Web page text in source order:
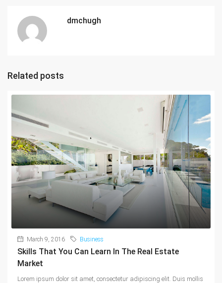
dmchugh
Related posts
March 9, 2016 Business
Skills That You Can Learn In The Real Estate
Market
Lorem ipsum dolor sit amet, consectetur adipiscing elit. Duis mollis